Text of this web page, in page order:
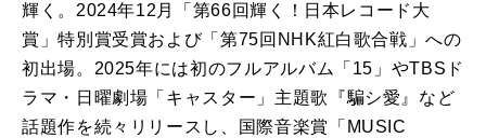
輝く。2024年12月「第66回輝く！日本レコード大
賞」特別賞受賞および「第75回NHK紅白歌合戦」への
初出場。2025年には初のフルアルバム「15」やTBSド
ラマ・日曜劇場「キャスター」主題歌『騙シ愛』など
話題作を続々リリースし、国際音楽賞「MUSIC